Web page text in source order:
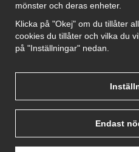
Hur beställer jag
Gör Det Själv Paket
Montera dragkrok
SUPPORT
Villkor
mönster och deras enheter.
Klicka på "Okej" om du tillåter
cookies du tillåter och vilka du
på "Inställningar" nedan.
Endast